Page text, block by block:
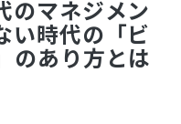
のマネジメン
い時代の「ビ
のあり方とは